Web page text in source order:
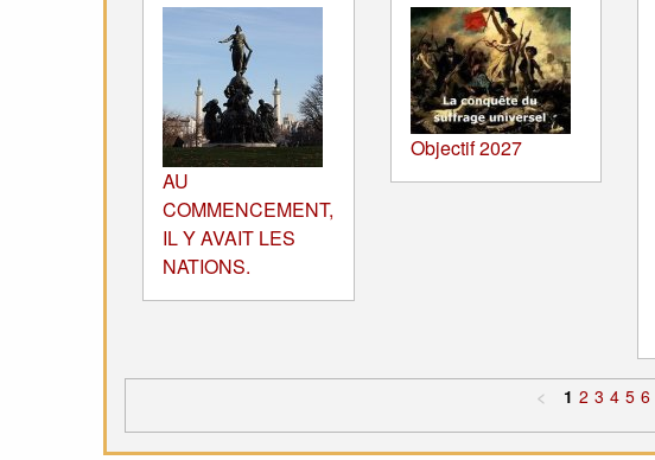
AU
COMMENCEMENT,
IL Y AVAIT LES
NATIONS.
Objectif 2027
< 1 2 3 4 5 6